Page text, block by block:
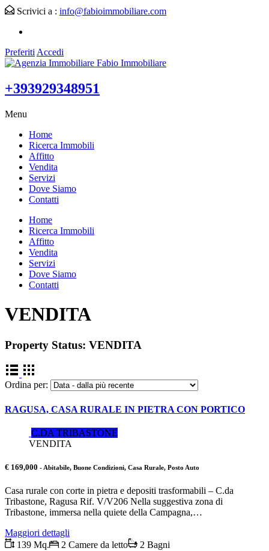
Scrivici a : info@fabioimmobiliare.com
Preferiti Accedi
+393929348951
Menu
Home
Ricerca Immobili
Affitto
Vendita
Servizi
Dove Siamo
Contatti
Home
Ricerca Immobili
Affitto
Vendita
Servizi
Dove Siamo
Contatti
VENDITA
Property Status: VENDITA
Ordina per:
RAGUSA, CASA RURALE IN PIETRA CON PORTICO
C.DA TRIBASTONE
VENDITA
€ 169,000 - Abitabile, Buone Condizioni, Casa Rurale, Posto Auto
Casa rurale con corte in pietra e depositi trasformabili – C.da
Tribastone, Ragusa Rif. V/V206 Nella suggestiva zona di
Tribastone, immersa nella quiete della Campagna,…
Maggiori dettagli
139 Mq.
2 Camere da letto 2 Bagni